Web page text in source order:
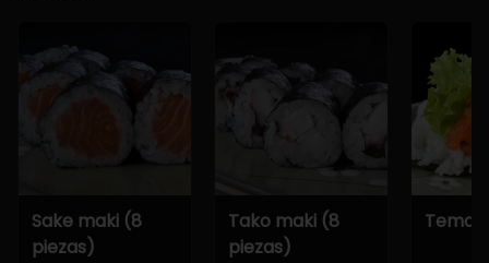
Sake maki (8
piezas)
Tako maki (8
piezas)